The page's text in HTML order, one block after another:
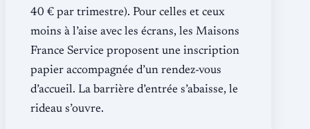
40 € par trimestre). Pour celles et ceux
moins à l’aise avec les écrans, les Maisons
France Service proposent une inscription
papier accompagnée d’un rendez-vous
d’accueil. La barrière d’entrée s’abaisse, le
rideau s’ouvre.